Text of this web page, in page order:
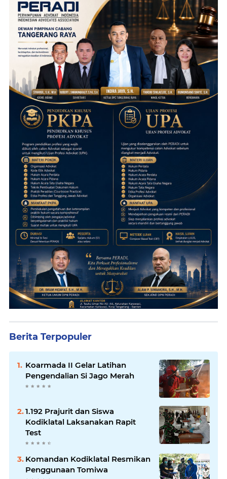
Berita Terpopuler
Koarmada II Gelar Latihan
Pengendalian Si Jago Merah
1.192 Prajurit dan Siswa
Kodiklatal Laksanakan Rapit
Test
Komandan Kodiklatal Resmikan
Penggunaan Tomiwa